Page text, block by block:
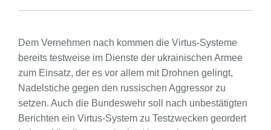
Dem Vernehmen nach kommen die Virtus-Systeme
bereits testweise im Dienste der ukrainischen Armee
zum Einsatz, der es vor allem mit Drohnen gelingt,
Nadelstiche gegen den russischen Aggressor zu
setzen. Auch die Bundeswehr soll nach unbestätigten
Berichten ein Virtus-System zu Testzwecken geordert